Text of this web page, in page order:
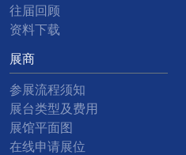
往届回顾
资料下载
展商
参展流程须知
展台类型及费用
展馆平面图
在线申请展位